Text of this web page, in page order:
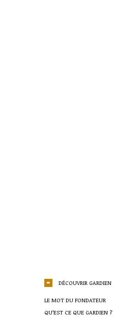
DÉCOUVRIR GARDIEN
LE MOT DU FONDATEUR
QU’EST CE QUE GARDIEN ?